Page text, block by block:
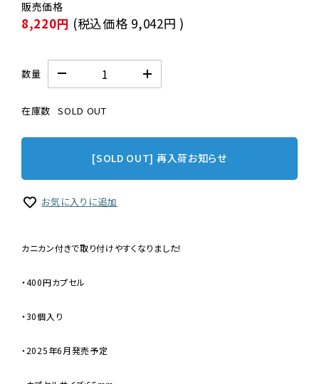
8,220円 (税込価格 9,042円 )
数量
在庫数 SOLD OUT
[SOLD OUT] 再入荷お知らせ
お気に入りに追加
カニカン付きで取り付けやすくなりました!
・400円カプセル
・30個入り
・2025年6月発売予定